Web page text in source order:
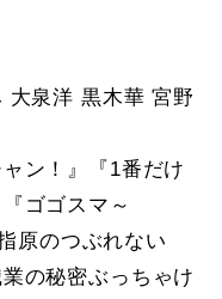
大泉洋 黒木華 宮野
ン！』『1番だけ
ゴゴスマ～
原のつぶれない
の秘密ぶっちゃけ